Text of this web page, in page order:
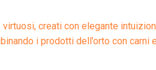
creati con elegante
i prodotti dell’orto con carni e